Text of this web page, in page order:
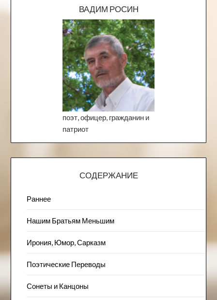
ВАДИМ РОСИН
поэт, офицер, гражданин и
патриот
СОДЕРЖАНИЕ
Раннее
Нашим Братьям Меньшим
Ирония, Юмор, Сарказм
Поэтические Переводы
Сонеты и Канцоны